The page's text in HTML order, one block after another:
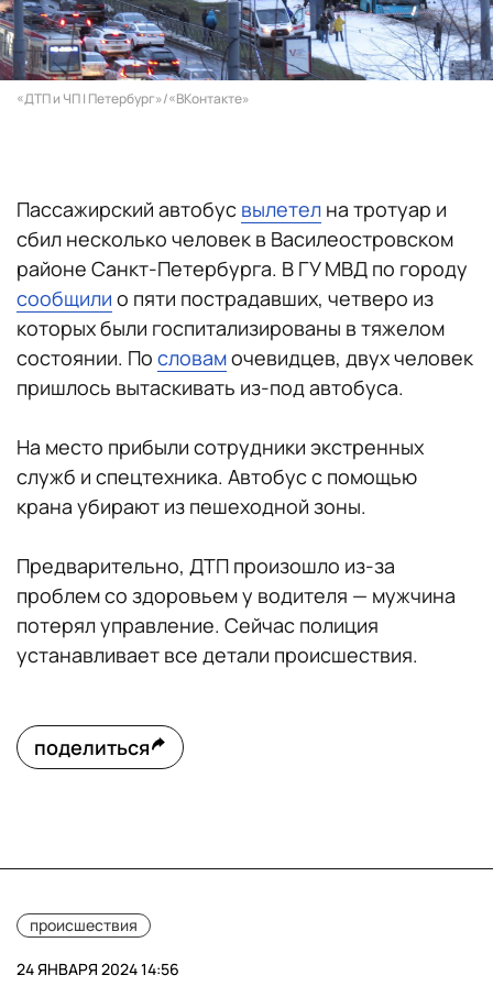
«ДТП и ЧП | Петербург»/«ВКонтакте»
Пассажирский автобус вылетел на тротуар и
сбил несколько человек в Василеостровском
районе Санкт-Петербурга. В ГУ МВД по городу
сообщили о пяти пострадавших, четверо из
которых были госпитализированы в тяжелом
состоянии. По словамочевидцев, двух человек
пришлось вытаскивать из-под автобуса.
На место прибыли сотрудники экстренных
служб и спецтехника. Автобус с помощью
крана убирают из пешеходной зоны.
Предварительно, ДТП произошло из-за
проблем со здоровьем у водителя — мужчина
потерял управление. Сейчас полиция
устанавливает все детали происшествия.
поделиться
происшествия
24 ЯНВАРЯ 2024 14:56